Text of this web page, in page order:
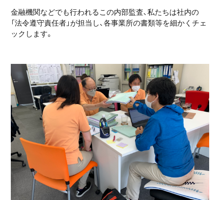
金融機関などでも行われるこの内部監査、私たちは社内の
「法令遵守責任者」が担当し、各事業所の書類等を細かくチェ
ックします。